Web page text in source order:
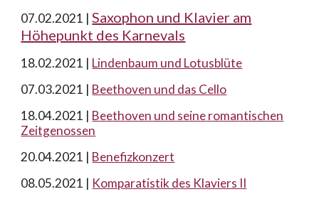
07.02.2021 |Saxophon und Klavier am
Höhepunkt des Karnevals
18.02.2021 | Lindenbaum und Lotusblüte
07.03.2021 | Beethoven und das Cello
18.04.2021 | Beethoven und seine romantischen
Zeitgenossen
20.04.2021 | Benefizkonzert
08.05.2021 | Komparatistik des Klaviers II